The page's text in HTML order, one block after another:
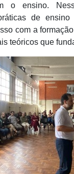
o ensino.
de
com a
teóricos que